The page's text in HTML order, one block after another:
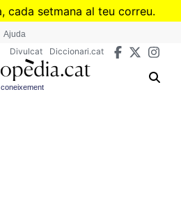
Vés
cada setmana al teu correu.
butlletí de Divulcat
Ajuda
Divulcat Diccionari.cat